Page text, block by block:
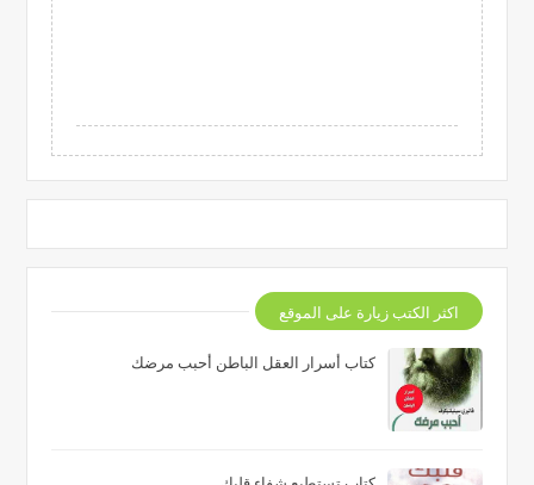
اكثر الكتب زيارة على الموقع
كتاب أسرار العقل الباطن أحبب مرضك